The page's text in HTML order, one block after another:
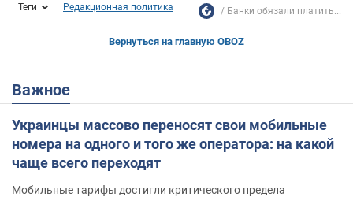
Теги Редакционная политика Банки обязали платить...
Вернуться на главную OBOZ
Важное
Украинцы массово переносят свои мобильные
номера на одного и того же оператора: на какой
чаще всего переходят
Мобильные тарифы достигли критического предела